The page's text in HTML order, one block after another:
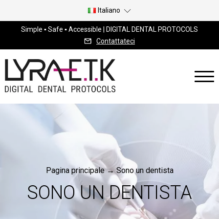
Simple ▪ Safe ▪ Accessible | DIGITAL DENTAL PROTOCOLS
Contattateci
Italiano
Pagina principale→Sono un dentista
SONO UN DENTISTA